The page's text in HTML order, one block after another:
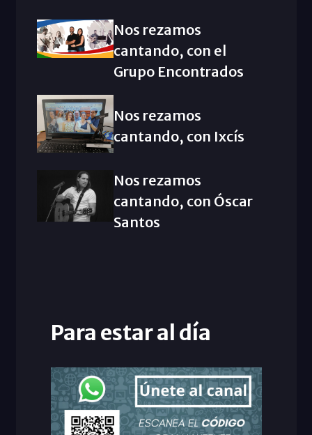
Nos rezamos
cantando, con el
Grupo Encontrados
Nos rezamos
cantando, con Ixcís
Nos rezamos
cantando, con Óscar
Santos
Para estar al día